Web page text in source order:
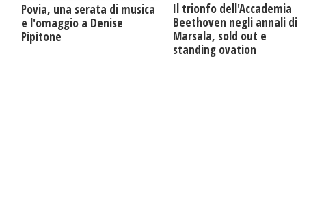
Povia, una serata di musica
e l'omaggio a Denise
Pipitone
Il trionfo dell'Accademia
Beethoven negli annali di
Marsala, sold out e
standing ovation